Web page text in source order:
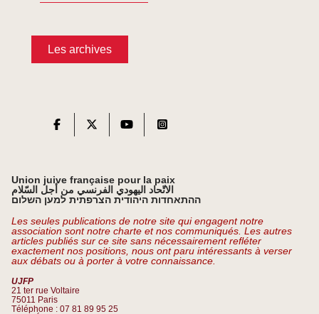
Les archives
Union juive française pour la paix
الاتّحاد اليهودي الفرنسي من أجل السّلام
ההתאחדות היהודית הצרפתית למען השלום
Les seules publications de notre site qui engagent notre
association sont notre charte et nos communiqués. Les autres
articles publiés sur ce site sans nécessairement refléter
exactement nos positions, nous ont paru intéressants à verser
aux débats ou à porter à votre connaissance.
UJFP
21 ter rue Voltaire
75011 Paris
Téléphone : 07 81 89 95 25